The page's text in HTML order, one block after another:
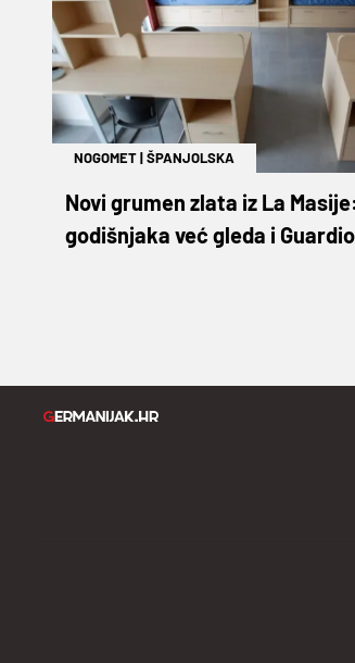
NOGOMET|ŠPANJOLSKA
Novi grumen zlata iz La
godišnjaka već gleda i